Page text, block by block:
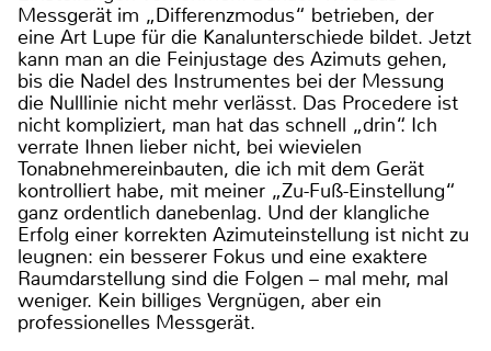
Messgerät im „Differenzmodus“ betrieben, der
eine Art Lupe für die Kanalunterschiede bildet. Jetzt
kann man an die Feinjustage des Azimuts gehen,
bis die Nadel des Instrumentes bei der Messung
die Nulllinie nicht mehr verlässt. Das Procedere ist
nicht kompliziert, man hat das schnell „drin“. Ich
verrate Ihnen lieber nicht, bei wievielen
Tonabnehmereinbauten, die ich mit dem Gerät
kontrolliert habe, mit meiner „Zu-Fuß-Einstellung“
ganz ordentlich danebenlag. Und der klangliche
Erfolg einer korrekten Azimuteinstellung ist nicht zu
leugnen: ein besserer Fokus und eine exaktere
Raumdarstellung sind die Folgen – mal mehr, mal
weniger. Kein billiges Vergnügen, aber ein
professionelles Messgerät.